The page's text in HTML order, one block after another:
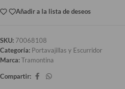
Añadir a la lista de deseos
SKU: 70068108
Categoría: Portavajillas y Escurridor
Marca:Tramontina
Compartir: